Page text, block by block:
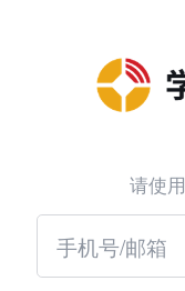
请使用